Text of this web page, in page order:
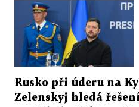
Rusko při úderu na
Zelenskyj hledá